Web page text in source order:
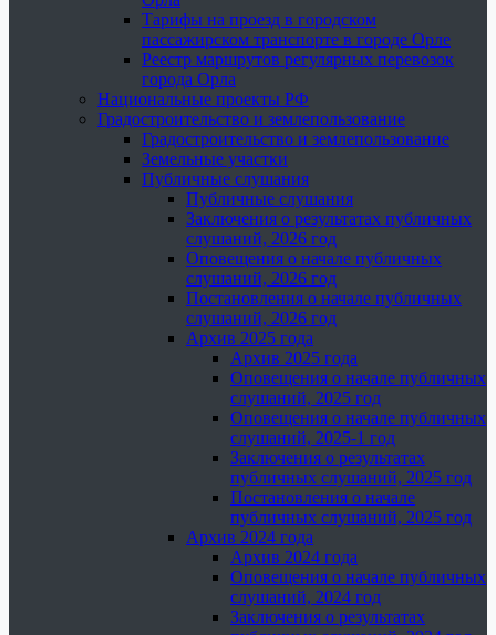
Тарифы на проезд в городском
пассажирском транспорте в городе Орле
Реестр маршрутов регулярных перевозок
города Орла
Национальные проекты РФ
Градостроительство и землепользование
Градостроительство и землепользование
Земельные участки
Публичные слушания
Публичные слушания
Заключения о результатах публичных
слушаний, 2026 год
Оповещения о начале публичных
слушаний, 2026 год
Постановления о начале публичных
слушаний, 2026 год
Архив 2025 года
Архив 2025 года
Оповещения о начале публичных
слушаний, 2025 год
Оповещения о начале публичных
слушаний, 2025-1 год
Заключения о результатах
публичных слушаний, 2025 год
Постановления о начале
публичных слушаний, 2025 год
Архив 2024 года
Архив 2024 года
Оповещения о начале публичных
слушаний, 2024 год
Заключения о результатах